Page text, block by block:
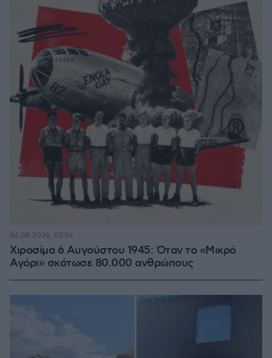
Χιροσίμα 6 Αυγούστου 1945: Όταν το «Μικρό
Αγόρι» σκότωσε 80.000 ανθρώπους
06.08.2026, 07:56